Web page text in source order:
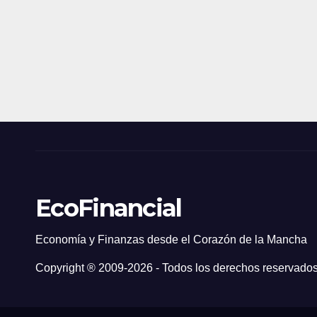
EcoFinancial
Economía y Finanzas desde el Corazón de la Mancha
Copyright ® 2009-2026 - Todos los derechos